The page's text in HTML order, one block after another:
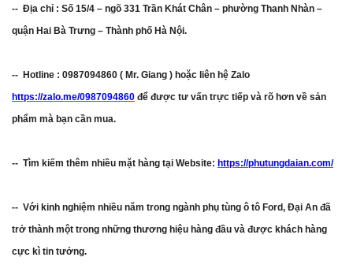
-- Địa chỉ : Số 15/4 – ngõ 331 Trần Khát Chân – phường Thanh Nhàn –
quận Hai Bà Trưng – Thành phố Hà Nội.
-- Hotline : 0987094860 ( Mr. Giang ) hoặc liên hệ Zalo
https://zalo.me/0987094860 để được tư vấn trực tiếp và rõ hơn về sản
phẩm mà bạn cần mua.
-- Tìm kiếm thêm nhiều mặt hàng tại Website: https://phutungdaian.com/
-- Với kinh nghiệm nhiều năm trong ngành phụ tùng ô tô Ford, Đại An đã
trở thành một trong những thương hiệu hàng đầu và được khách hàng
cực kì tin tưởng.